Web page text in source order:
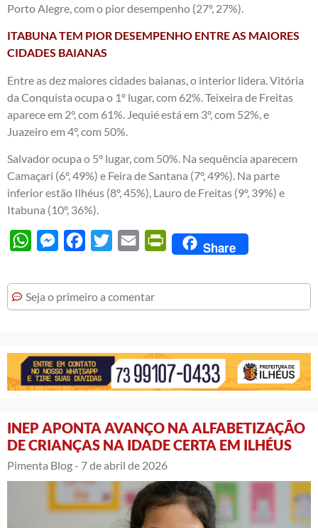
Porto Alegre, com o pior desempenho (27º, 27%).
ITABUNA TEM PIOR DESEMPENHO ENTRE AS MAIORES
CIDADES BAIANAS
Entre as dez maiores cidades baianas, o interior lidera. Vitória
da Conquista ocupa o 1º lugar, com 62%. Teixeira de Freitas
aparece em 2º, com 61%. Jequié está em 3º, com 52%, e
Juazeiro em 4º, com 50%.
Salvador ocupa o 5º lugar, com 50%. Na sequência aparecem
Camaçari (6º, 49%) e Feira de Santana (7º, 49%). Na parte
inferior estão Ilhéus (8º, 45%), Lauro de Freitas (9º, 39%) e
Itabuna (10º, 36%).
WhatsAppMessengerFacebook
Twitter Email PrintFriendly
Share
Seja o primeiro a comentar
INEP APONTA AVANÇO NA ALFABETIZAÇÃO
DE CRIANÇAS NA IDADE CERTA EM ILHÉUS
Pimenta Blog - 7 de abril de 2026